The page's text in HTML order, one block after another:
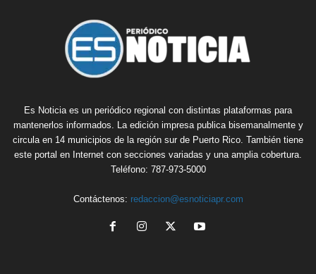
Es Noticia es un periódico regional con distintas plataformas para
mantenerlos informados. La edición impresa publica bisemanalmente y
circula en 14 municipios de la región sur de Puerto Rico. También tiene
este portal en Internet con secciones variadas y una amplia cobertura.
Teléfono: 787-973-5000
Contáctenos: redaccion@esnoticiapr.com